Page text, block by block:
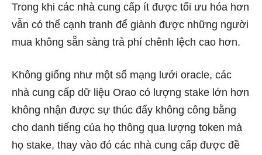
Trong khi các nhà cung cấp ít được tối ưu hóa hơn
vẫn có thể cạnh tranh để giành được những người
mua không sẵn sàng trả phí chênh lệch cao hơn.
Không giống như một số mạng lưới oracle, các
nhà cung cấp dữ liệu Orao có lượng stake lớn hơn
không nhận được sự thúc đẩy không công bằng
cho danh tiếng của họ thông qua lượng token mà
họ stake, thay vào đó các nhà cung cấp được đề